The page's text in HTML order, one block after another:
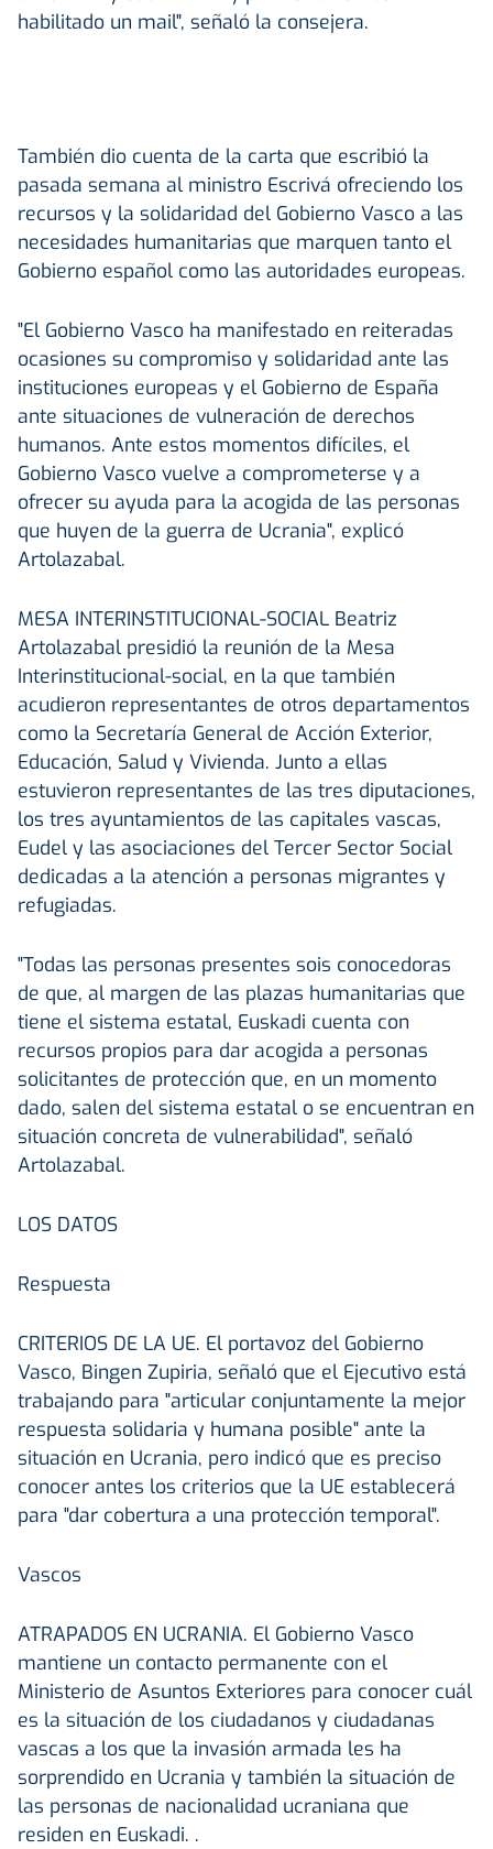
habilitado un mail", señaló la consejera.
También dio cuenta de la carta que escribió la
pasada semana al ministro Escrivá ofreciendo los
recursos y la solidaridad del Gobierno Vasco a las
necesidades humanitarias que marquen tanto el
Gobierno español como las autoridades europeas.
"El Gobierno Vasco ha manifestado en reiteradas
ocasiones su compromiso y solidaridad ante las
instituciones europeas y el Gobierno de España
ante situaciones de vulneración de derechos
humanos. Ante estos momentos difíciles, el
Gobierno Vasco vuelve a comprometerse y a
ofrecer su ayuda para la acogida de las personas
que huyen de la guerra de Ucrania", explicó
Artolazabal.
MESA INTERINSTITUCIONAL-SOCIAL Beatriz
Artolazabal presidió la reunión de la Mesa
Interinstitucional-social, en la que también
acudieron representantes de otros departamentos
como la Secretaría General de Acción Exterior,
Educación, Salud y Vivienda. Junto a ellas
estuvieron representantes de las tres diputaciones,
los tres ayuntamientos de las capitales vascas,
Eudel y las asociaciones del Tercer Sector Social
dedicadas a la atención a personas migrantes y
refugiadas.
"Todas las personas presentes sois conocedoras
de que, al margen de las plazas humanitarias que
tiene el sistema estatal, Euskadi cuenta con
recursos propios para dar acogida a personas
solicitantes de protección que, en un momento
dado, salen del sistema estatal o se encuentran en
situación concreta de vulnerabilidad", señaló
Artolazabal.
LOS DATOS
Respuesta
CRITERIOS DE LA UE. El portavoz del Gobierno
Vasco, Bingen Zupiria, señaló que el Ejecutivo está
trabajando para "articular conjuntamente la mejor
respuesta solidaria y humana posible" ante la
situación en Ucrania, pero indicó que es preciso
conocer antes los criterios que la UE establecerá
para "dar cobertura a una protección temporal".
Vascos
ATRAPADOS EN UCRANIA. El Gobierno Vasco
mantiene un contacto permanente con el
Ministerio de Asuntos Exteriores para conocer cuál
es la situación de los ciudadanos y ciudadanas
vascas a los que la invasión armada les ha
sorprendido en Ucrania y también la situación de
las personas de nacionalidad ucraniana que
residen en Euskadi. .